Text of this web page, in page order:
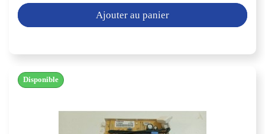
Ajouter au panier
Disponible